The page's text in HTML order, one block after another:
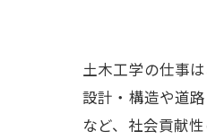
土木工学の仕事
設計・構造や道
など、社会貢献